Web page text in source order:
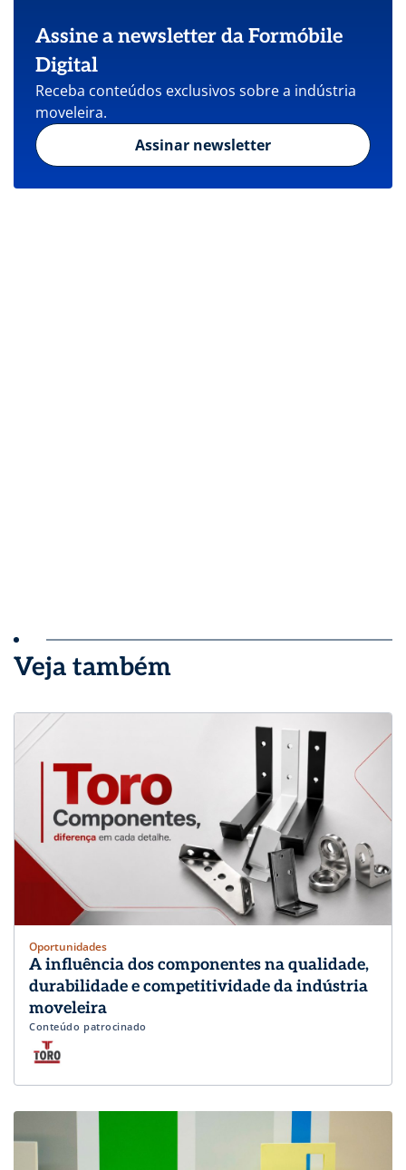
Assine a newsletter da Formóbile
Digital
Receba conteúdos exclusivos sobre a indústria
moveleira.
Assinar newsletter
Veja também
Oportunidades
A influência dos componentes na qualidade,
durabilidade e competitividade da indústria
moveleira
Conteúdo patrocinado